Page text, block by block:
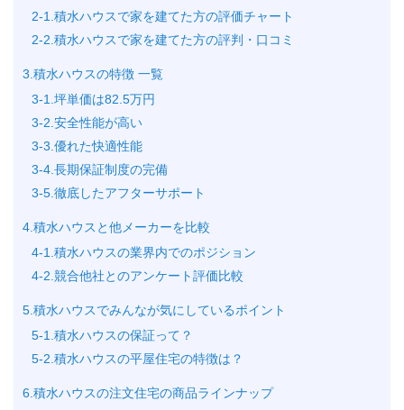
2-1.積水ハウスで家を建てた方の評価チャート
2-2.積水ハウスで家を建てた方の評判・口コミ
3.積水ハウスの特徴 一覧
3-1.坪単価は82.5万円
3-2.安全性能が高い
3-3.優れた快適性能
3-4.長期保証制度の完備
3-5.徹底したアフターサポート
4.積水ハウスと他メーカーを比較
4-1.積水ハウスの業界内でのポジション
4-2.競合他社とのアンケート評価比較
5.積水ハウスでみんなが気にしているポイント
5-1.積水ハウスの保証って？
5-2.積水ハウスの平屋住宅の特徴は？
6.積水ハウスの注文住宅の商品ラインナップ